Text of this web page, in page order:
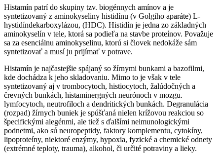
Histamín patrí do skupiny tzv. biogénnych amínov a je
syntetizovaný z aminokyseliny histidínu (v Golgiho aparáte) L-
hystidíndekarboxylázou, (HDC). Histidín je jedna zo základných
aminokyselín v tele, ktorá sa podieľa na stavbe proteínov. Považuje
sa za esenciálnu aminokyselinu, ktorú si človek nedokáže sám
syntetizovať a musí ju prijímať v potrave.
Histamín je najčastejšie spájaný so žírnymi bunkami a bazofilmi,
kde dochádza k jeho skladovaniu. Mimo to je však v tele
syntetizovaný aj v trombocytoch, histiocytoch, žalúdočných a
črevných bunkách, histaminergných neurónoch v mozgu.
lymfocytoch, neutrofiloch a dendritických bunkách. Degranulácia
(rozpad) žírnych buniek je spúšťaná nielen krížovou reakciou so
špecifickými alegénmi, ale tiež s ďalšími neimunologickými
podnetmi, ako sú neuropeptidy, faktory komplementu, cytokíny,
lipoproteíny, niektoré enzýmy, hypoxia, fyzické a chemické odnety
(extrémné teploty, trauma), alkohol, či určité potraviny a lieky.